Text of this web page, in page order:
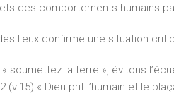
des comportements humains
lieux confirme une situation
soumettez la terre », évitons
« Dieu prit l’humain et le